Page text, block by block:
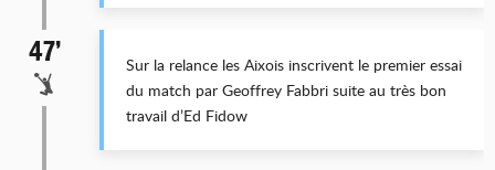
47’
Sur la relance les Aixois inscrivent le premier essai
du match par Geoffrey Fabbri suite au très bon
travail d’Ed Fidow